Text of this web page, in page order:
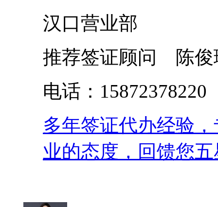
汉口营业部
推荐签证顾问 陈俊
电话：
多年签证代办经验
业的态度，回馈您